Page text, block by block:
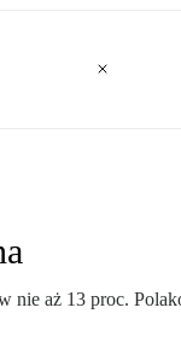
nie aż 13 proc.